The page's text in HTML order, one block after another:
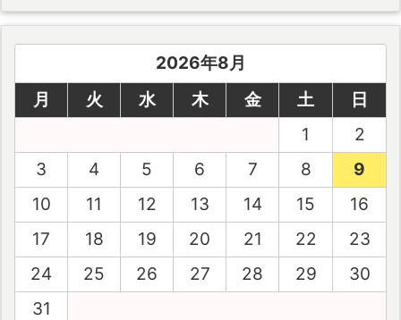
2026年8月
月
火 水 木 金 土
日
1
2
3
4 5 6 7 8
9
10
11 12 13 14 15
16
17
18 19 20 21 22
23
24
25 26 27 28 29
30
31